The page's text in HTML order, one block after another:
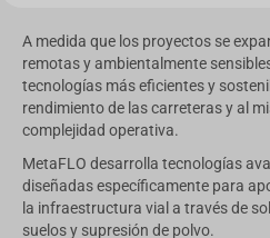
A medida que los proyectos se
remotas y ambientalmente
tecnologías más eficientes y
rendimiento de las carreteras y al
complejidad operativa.
MetaFLO desarrolla tecnologías
diseñadas específicamente para
la infraestructura vial a través de
suelos y supresión de polvo.